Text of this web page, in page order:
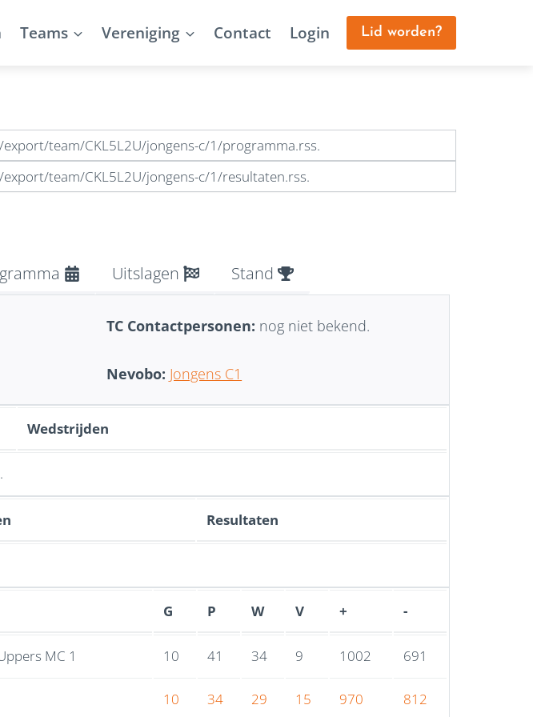
Teams Vereniging Contact Login Lid worden?
team/CKL5L2U/jongens-c/1/programma.rss.
team/CKL5L2U/jongens-c/1/resultaten.rss.
Uitslagen Stand
TC Contactpersonen: nog niet bekend.
Nevobo: Jongens C1
Wedstrijden
Resultaten
G P W V + -
MC 1 10 41 34 9 1002 691
10 34 29 15 970 812